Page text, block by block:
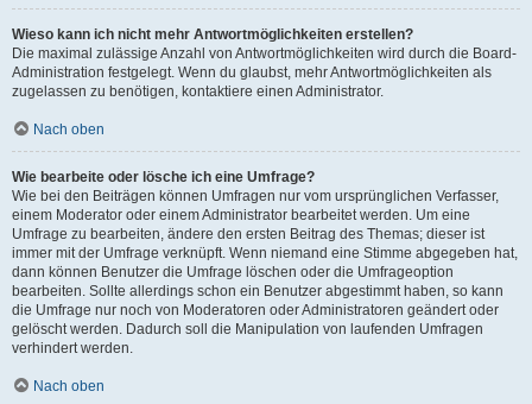
Wieso kann ich nicht mehr Antwortmöglichkeiten erstellen?
Die maximal zulässige Anzahl von Antwortmöglichkeiten wird durch die Board-
Administration festgelegt. Wenn du glaubst, mehr Antwortmöglichkeiten als
zugelassen zu benötigen, kontaktiere einen Administrator.
Nach oben
Wie bearbeite oder lösche ich eine Umfrage?
Wie bei den Beiträgen können Umfragen nur vom ursprünglichen Verfasser,
einem Moderator oder einem Administrator bearbeitet werden. Um eine
Umfrage zu bearbeiten, ändere den ersten Beitrag des Themas; dieser ist
immer mit der Umfrage verknüpft. Wenn niemand eine Stimme abgegeben hat,
dann können Benutzer die Umfrage löschen oder die Umfrageoption
bearbeiten. Sollte allerdings schon ein Benutzer abgestimmt haben, so kann
die Umfrage nur noch von Moderatoren oder Administratoren geändert oder
gelöscht werden. Dadurch soll die Manipulation von laufenden Umfragen
verhindert werden.
Nach oben